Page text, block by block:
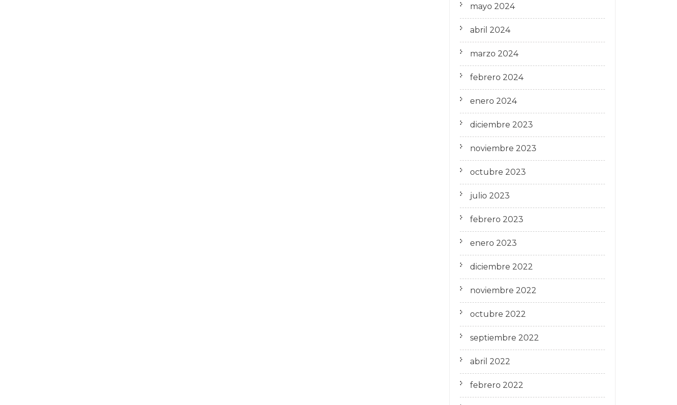
mayo 2024
abril 2024
marzo 2024
febrero 2024
enero 2024
diciembre 2023
noviembre 2023
octubre 2023
julio 2023
febrero 2023
enero 2023
diciembre 2022
noviembre 2022
octubre 2022
septiembre 2022
abril 2022
febrero 2022